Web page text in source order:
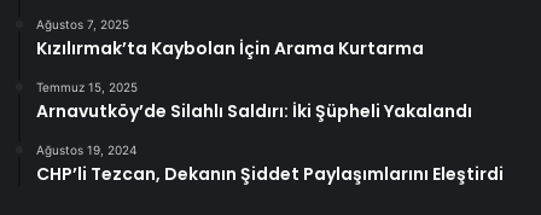
Ağustos 7, 2025
Kızılırmak’ta Kaybolan İçin Arama Kurtarma
Temmuz 15, 2025
Arnavutköy’de Silahlı Saldırı: İki Şüpheli Yakalandı
Ağustos 19, 2024
CHP’li Tezcan, Dekanın Şiddet Paylaşımlarını Eleştirdi